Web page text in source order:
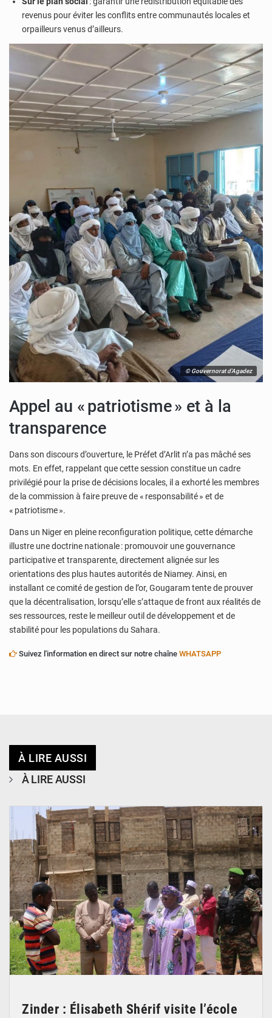
revenus pour éviter les conflits entre communautés locales et
orpailleurs venus d’ailleurs.
© Gouvernorat d'Agadez
Appel au « patriotisme » et à la
transparence
Dans son discours d’ouverture, le Préfet d’Arlit n’a pas mâché ses
mots. En effet, rappelant que cette session constitue un cadre
privilégié pour la prise de décisions locales, il a exhorté les membres
de la commission à faire preuve de « responsabilité » et de
« patriotisme ».
Dans un Niger en pleine reconfiguration politique, cette démarche
illustre une doctrine nationale : promouvoir une gouvernance
participative et transparente, directement alignée sur les
orientations des plus hautes autorités de Niamey. Ainsi, en
installant ce comité de gestion de l’or, Gougaram tente de prouver
que la décentralisation, lorsqu’elle s’attaque de front aux réalités de
ses ressources, reste le meilleur outil de développement et de
stabilité pour les populations du Sahara.
Suivez l'information en direct sur notre chaîne WHATSAPP
À LIRE AUSSI
À LIRE AUSSI
Zinder : Élisabeth Shérif visite l’école